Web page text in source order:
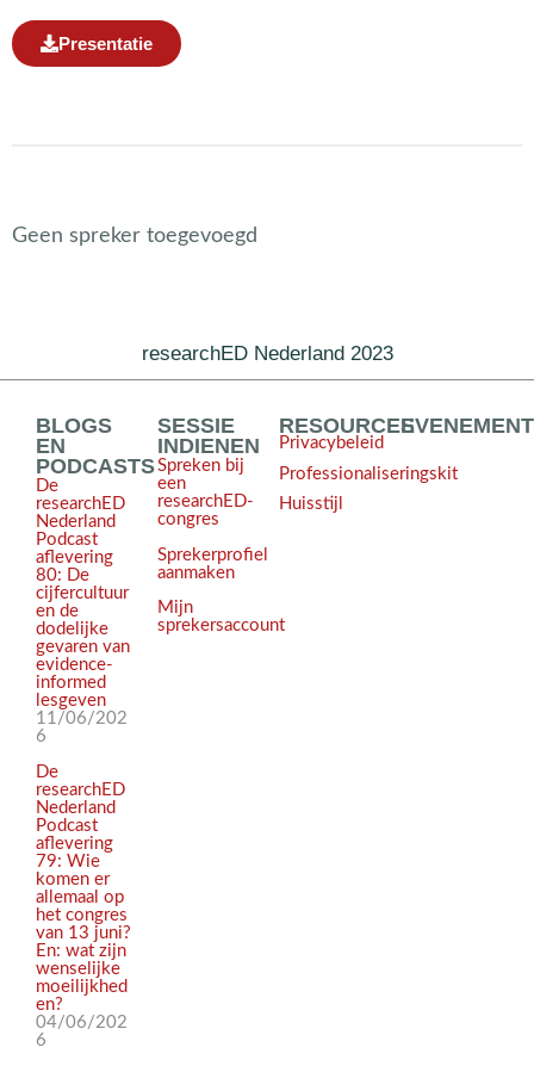
Presentatie
Geen spreker toegevoegd
researchED Nederland 2023
BLOGS
EN
PODCASTS
De
researchED
Nederland
Podcast
aflevering
80: De
cijfercultuur
en de
dodelijke
gevaren van
evidence-
informed
lesgeven
11/06/202
6
De
researchED
Nederland
Podcast
aflevering
79: Wie
komen er
allemaal op
het congres
van 13 juni?
En: wat zijn
wenselijke
moeilijkhed
en?
04/06/202
6
SESSIE
INDIENEN
Spreken bij
een
researchED-
congres
Sprekerprofiel
aanmaken
Mijn
sprekersaccount
RESOURCES
Privacybeleid
Professionaliseringskit
Huisstijl